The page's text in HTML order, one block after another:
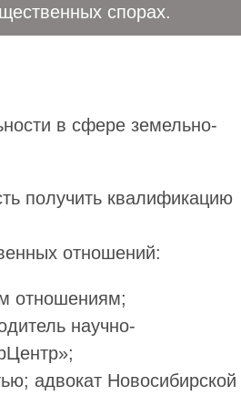
спорах.
в сфере земельно-
получить квалификацию
отношений:
отношениям;
научно-
адвокат Новосибирской